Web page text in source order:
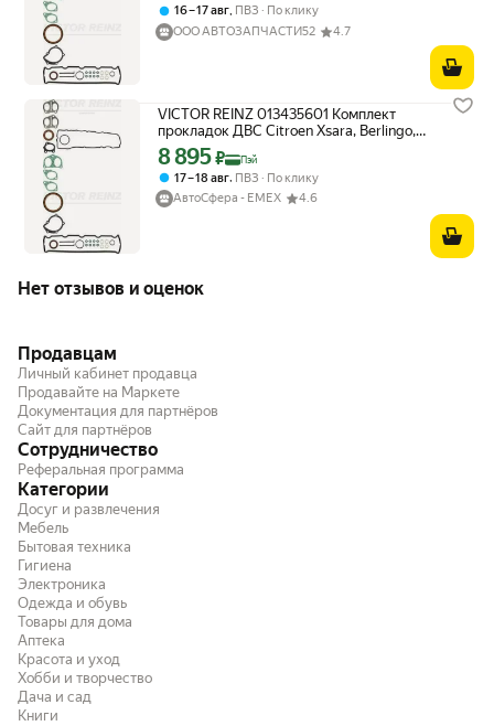
16 – 17 авг ПВЗ
По клику
ООО АВТОЗАПЧАСТИ52
4.7
VICTOR REINZ 013435601 Комплект
прокладок ДВС Citroen Xsara, Berlingo,
Peugeot 306, Partner 1.9D 98-, Toyota Corolla
Цена с картой Яндекс Пэй 8895 ₽ вместо
8 895₽ Пэй
17 – 18 авг, ПВЗ
По клику
АвтоСфера - ЕМЕХ
4.6
Нет отзывов и оценок
Продавцам
Личный кабинет продавца
Продавайте на Маркете
Документация для партнёров
Сайт для партнёров
Сотрудничество
Реферальная программа
Категории
Досуг и развлечения
Мебель
Бытовая техника
Гигиена
Электроника
Одежда и обувь
Товары для дома
Аптека
Красота и уход
Хобби и творчество
Дача и сад
Книги